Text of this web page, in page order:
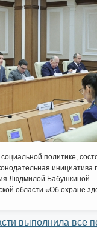
политике,
инициатива
Людмилой Бабушкиной
области «Об охране
выполнила все